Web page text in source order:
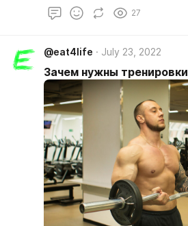
пекарне.
27
@eat4life July 23, 2022
Зачем нужны тренировки